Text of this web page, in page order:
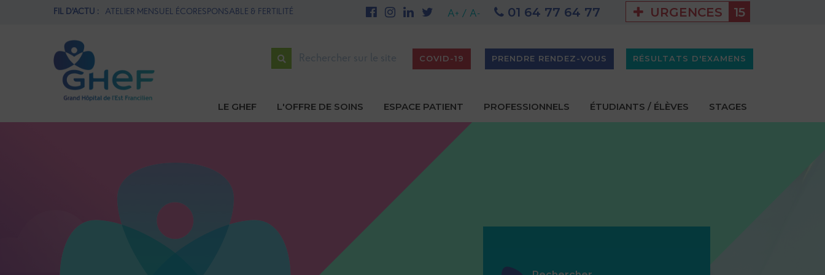
FIL D'ACTU :
& FERTILITÉ 1ère THROMBECTOMIE MÉCANIQUE AU GHEF - Site de Meaux UNE PREMIÈRE NATIONALE AU GHEF - Site de Marne-la-Vallée GHEF - PROJET D'ÉTABLISSEMENT 2025-2029
A+ / A- 01 64 77 64 77 URGENCES 15
Rechercher
COVID-19 PRENDRE RENDEZ-VOUS RÉSULTATS D'EXAMENS
Navigation
LE GHEF L'OFFRE DE SOINS ESPACE PATIENT PROFESSIONNELS ÉTUDIANTS / ÉLÈVES STAGES